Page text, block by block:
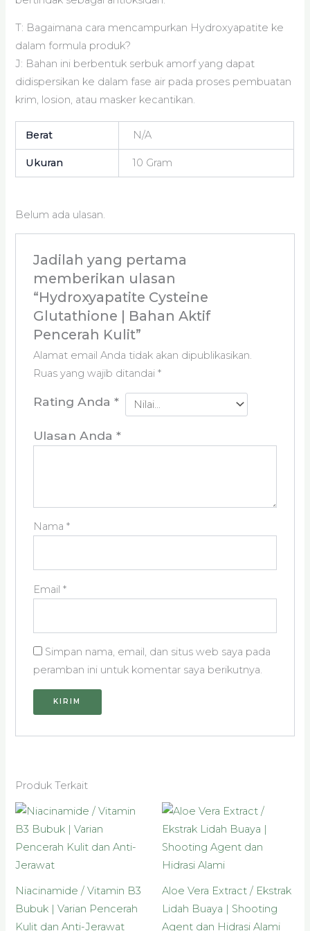
T: Bagaimana cara mencampurkan Hydroxyapatite ke
dalam formula produk?
J: Bahan ini berbentuk serbuk amorf yang dapat
didispersikan ke dalam fase air pada proses pembuatan
krim, losion, atau masker kecantikan.
Berat N/A
Ukuran 10 Gram
Belum ada ulasan.
Jadilah yang pertama
memberikan ulasan
“Hydroxyapatite Cysteine
Glutathione | Bahan Aktif
Pencerah Kulit”
Alamat email Anda tidak akan dipublikasikan.
Ruas yang wajib ditandai *
Rating Anda *
Ulasan Anda *
Nama *
Email *
Simpan nama, email, dan situs web saya pada
peramban ini untuk komentar saya berikutnya.
Produk Terkait
Niacinamide / Vitamin B3
Bubuk | Varian Pencerah
Kulit dan Anti-Jerawat
Rentang
harga:
Rp12.000
hingga
Rp87.000
Produk
memiliki
Aloe Vera Extract / Ekstrak
Lidah Buaya | Shooting
Agent dan Hidrasi Alami
Produk
ini
memiliki